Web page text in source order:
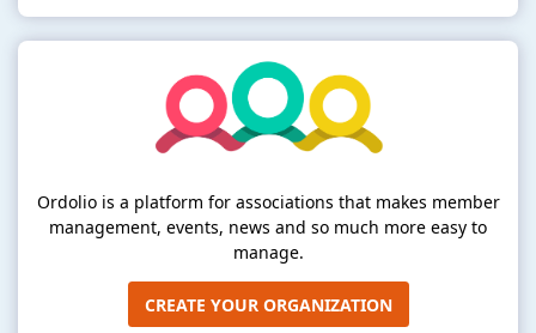
Ordolio is a platform for associations that makes member
management, events, news and so much more easy to
manage.
CREATE YOUR ORGANIZATION